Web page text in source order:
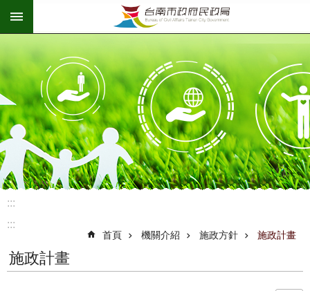
跳到主要內容區塊
:::
:::
首頁 機關介紹 施政方針 施政計畫
施政計畫